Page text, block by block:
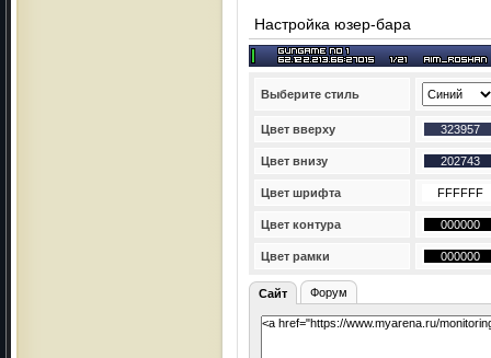
Настройка юзер-бара
Выберите стиль
Цвет вверху
Цвет внизу
Цвет шрифта
Цвет контура
Цвет рамки
Сайт Форум